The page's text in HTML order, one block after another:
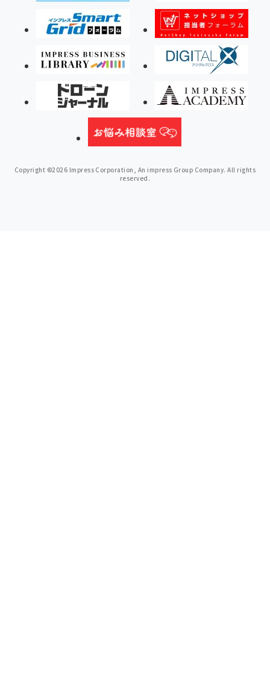
Copyright ©2026 Impress Corporation, An impress Group Company. All rights
reserved.